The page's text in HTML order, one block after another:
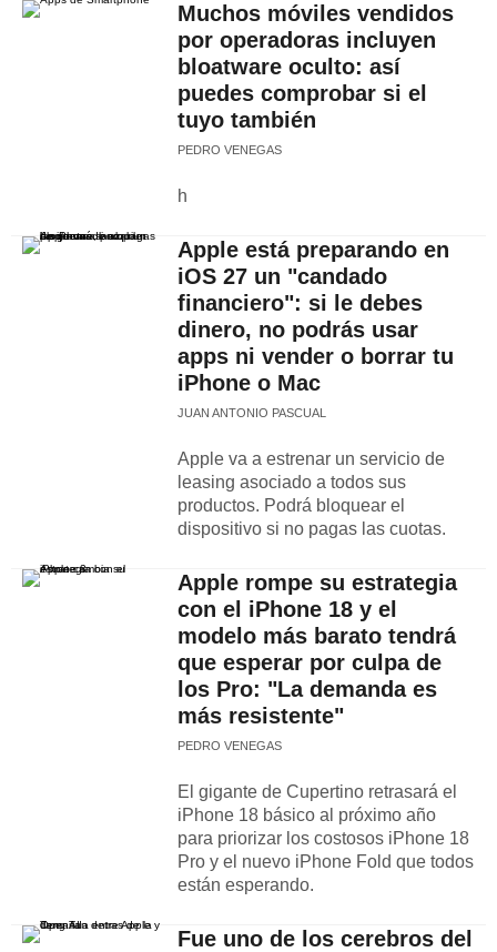
Muchos móviles vendidos
por operadoras incluyen
bloatware oculto: así
puedes comprobar si el
tuyo también
PEDRO VENEGAS
h
Apple está preparando en
iOS 27 un "candado
financiero": si le debes
dinero, no podrás usar
apps ni vender o borrar tu
iPhone o Mac
JUAN ANTONIO PASCUAL
Apple va a estrenar un servicio de
leasing asociado a todos sus
productos. Podrá bloquear el
dispositivo si no pagas las cuotas.
Apple rompe su estrategia
con el iPhone 18 y el
modelo más barato tendrá
que esperar por culpa de
los Pro: "La demanda es
más resistente"
PEDRO VENEGAS
El gigante de Cupertino retrasará el
iPhone 18 básico al próximo año
para priorizar los costosos iPhone 18
Pro y el nuevo iPhone Fold que todos
están esperando.
Fue uno de los cerebros del